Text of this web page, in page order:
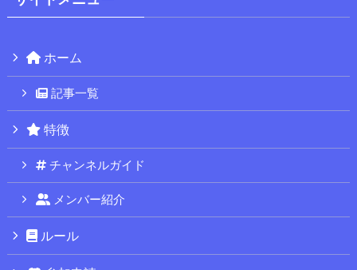
ホーム
記事一覧
特徴
チャンネルガイド
メンバー紹介
ルール